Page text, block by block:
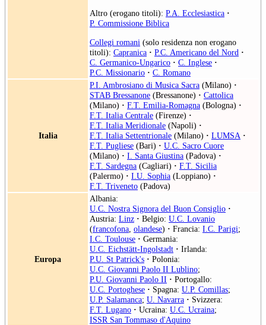
Altro (erogano titoli): P.A. Ecclesiastica ·
P. Commissione Biblica
Collegi romani (solo residenza non erogano
titoli): Capranica · P.C. Americano del Nord ·
C. Germanico-Ungarico · C. Inglese ·
P.C. Missionario · C. Romano
Italia
P.I. Ambrosiano di Musica Sacra (Milano) ·
STAB Bressanone (Bressanone) · Cattolica
(Milano) · F.T. Emilia-Romagna (Bologna) ·
F.T. Italia Centrale (Firenze) ·
F.T. Italia Meridionale (Napoli) ·
F.T. Italia Settentrionale (Milano) · LUMSA ·
F.T. Pugliese (Bari) · U.C. Sacro Cuore
(Milano) · I. Santa Giustina (Padova) ·
F.T. Sardegna (Cagliari) · F.T. Sicilia
(Palermo) · I.U. Sophia (Loppiano) ·
F.T. Triveneto (Padova)
Europa
Albania:
U.C. Nostra Signora del Buon Consiglio ·
Austria: Linz · Belgio: U.C. Lovanio
(francofona olandese) · Francia: I.C. Parigi;
I.C. Toulouse · Germania:
U.C. Eichstätt-Ingolstadt · Irlanda:
P.U. St Patrick's · Polonia:
U.C. Giovanni Paolo II Lublino;
P.U. Giovanni Paolo II · Portogallo:
U.C. Portoghese · Spagna: U.P. Comillas;
U.P. Salamanca; U. Navarra · Svizzera:
F.T. Lugano · Ucraina: U.C. Ucraina;
ISSR San Tommaso d'Aquino